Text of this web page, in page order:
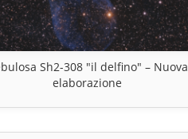
Sh2-308 "il delfino" – Nuova
elaborazione